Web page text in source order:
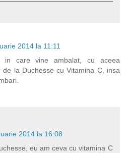
2014 la 11:11
in care vine ambalat, cu aceea
de la Duchesse cu Vitamina C, insa
2014 la 16:08
eu am ceva cu vitamina C